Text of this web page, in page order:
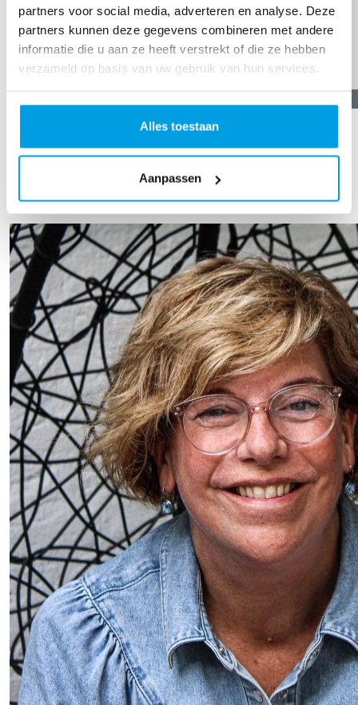
partners voor social media, adverteren en analyse. Deze
partners kunnen deze gegevens combineren met andere
informatie die u aan ze heeft verstrekt of die ze hebben
verzameld op basis van uw gebruik van hun services.
Alles toestaan
Aanpassen
Anoniem
Our Team Members